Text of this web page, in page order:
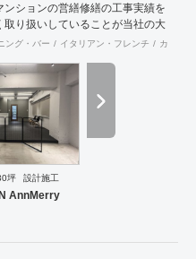
ションの営繕修繕の工事実績を
り扱いしていることが当社の大
ング・バー イタリアン・フレンチ カフェ
坪 設計施工
AnnMerry